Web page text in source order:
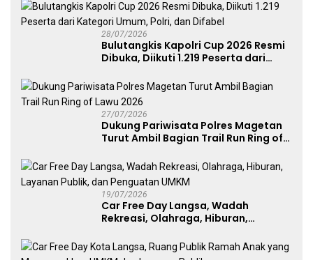
Atlet Nasional
28/07/2026
Bulutangkis Kapolri Cup 2026 Resmi
Dibuka, Diikuti 1.219 Peserta dari
27/07/2026
Dukung Pariwisata Polres Magetan
Turut Ambil Bagian Trail Run Ring of
19/07/2026
Car Free Day Langsa, Wadah
Rekreasi, Olahraga, Hiburan,
UMKM